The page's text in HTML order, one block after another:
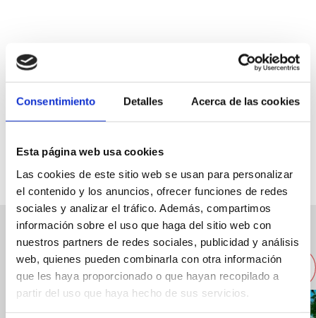
Consentimiento Detalles Acerca de las cookies
Esta página web usa cookies
Las cookies de este sitio web se usan para personalizar
el contenido y los anuncios, ofrecer funciones de redes
sociales y analizar el tráfico. Además, compartimos
información sobre el uso que haga del sitio web con
nuestros partners de redes sociales, publicidad y análisis
web, quienes pueden combinarla con otra información
que les haya proporcionado o que hayan recopilado a
partir del uso que haya hecho de sus servicios.
Paseo del Saladar, 1B
Autres entreprises proches